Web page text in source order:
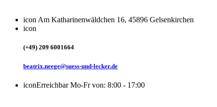
icon Am Katharinenwäldchen 16, 45896 Gelsenkirchen
icon
(+49) 209 6001664
beatrix.neege@suess-und-lecker.de
iconErreichbar Mo-Fr von: 8:00 - 17:00